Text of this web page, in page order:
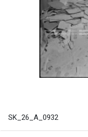
SK_26_A_0932